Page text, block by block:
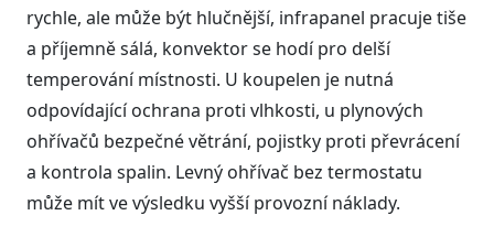
rychle, ale může být hlučnější, infrapanel pracuje tiše
a příjemně sálá, konvektor se hodí pro delší
temperování místnosti. U koupelen je nutná
odpovídající ochrana proti vlhkosti, u plynových
ohřívačů bezpečné větrání, pojistky proti převrácení
a kontrola spalin. Levný ohřívač bez termostatu
může mít ve výsledku vyšší provozní náklady.